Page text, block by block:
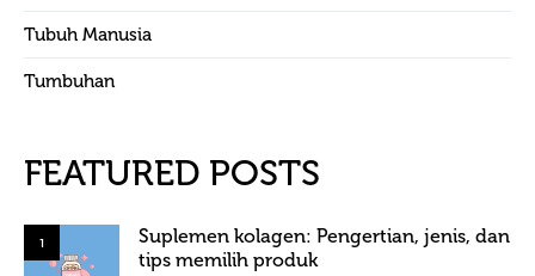
Tubuh Manusia
Tumbuhan
FEATURED POSTS
1
Suplemen kolagen: Pengertian, jenis, dan
tips memilih produk